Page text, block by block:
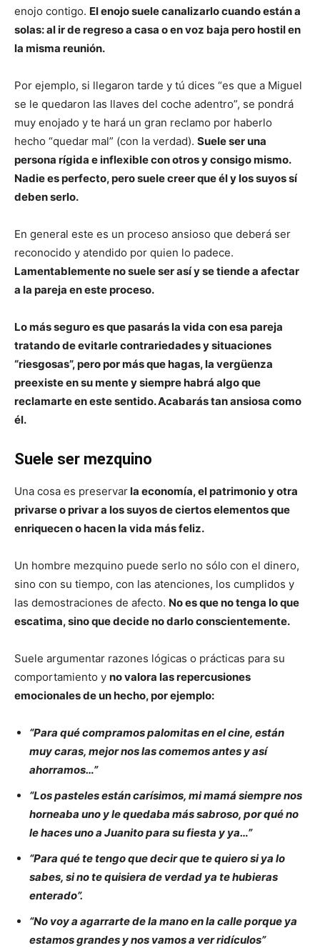
enojo contigo. El enojo suele canalizarlo cuando están a
solas: al ir de regreso a casa o en voz baja pero hostil en
la misma reunión.
Por ejemplo, si llegaron tarde y tú dices “es que a Miguel
se le quedaron las llaves del coche adentro”, se pondrá
muy enojado y te hará un gran reclamo por haberlo
hecho “quedar mal” (con la verdad). Suele ser una
persona rígida e inflexible con otros y consigo mismo.
Nadie es perfecto, pero suele creer que él y los suyos sí
deben serlo.
En general este es un proceso ansioso que deberá ser
reconocido y atendido por quien lo padece.
Lamentablemente no suele ser así y se tiende a afectar
a la pareja en este proceso.
Lo más seguro es que pasarás la vida con esa pareja
tratando de evitarle contrariedades y situaciones
“riesgosas”, pero por más que hagas, la vergüenza
preexiste en su mente y siempre habrá algo que
reclamarte en este sentido. Acabarás tan ansiosa como
él.
Suele ser mezquino
Una cosa es preservarla economía, el patrimonio y otra
privarse o privar a los suyos de ciertos elementos que
enriquecen o hacen la vida más feliz.
Un hombre mezquino puede serlo no sólo con el dinero,
sino con su tiempo, con las atenciones, los cumplidos y
las demostraciones de afecto. No es que no tenga lo que
escatima, sino que decide no darlo conscientemente.
Suele argumentar razones lógicas o prácticas para su
comportamiento y no valora las repercusiones
emocionales de un hecho, por ejemplo:
“Para qué compramos palomitas en el cine, están
muy caras, mejor nos las comemos antes y así
ahorramos…”
“Los pasteles están carísimos, mi mamá siempre nos
horneaba uno y le quedaba más sabroso, por qué no
le haces uno a Juanito para su fiesta y ya…”
“Para qué te tengo que decir que te quiero si ya lo
sabes, si no te quisiera de verdad ya te hubieras
enterado”.
“No voy a agarrarte de la mano en la calle porque ya
estamos grandes y nos vamos a ver ridículos”